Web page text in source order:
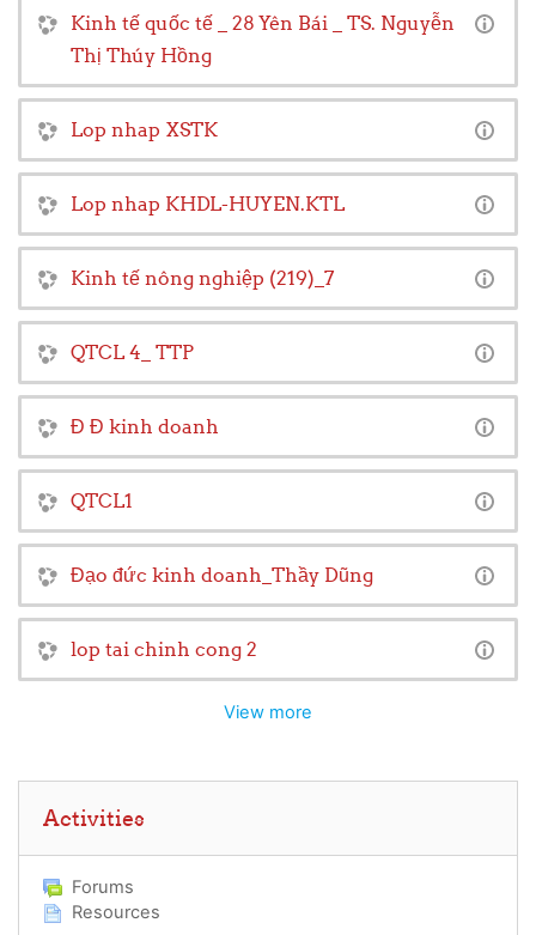
Kinh tế quốc tế _ 28 Yên Bái _ TS. Nguyễn
Thị Thúy Hồng
Lop nhap XSTK
Lop nhap KHDL-HUYEN.KTL
Kinh tế nông nghiệp (219)_7
QTCL 4_ TTP
Đ Đ kinh doanh
QTCL1
Đạo đức kinh doanh_Thầy Dũng
lop tai chinh cong 2
View more
Activities
Forums
Resources